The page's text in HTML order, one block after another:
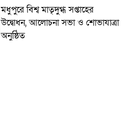
মধুপুরে বিশ্ব মাতৃদুগ্ধ সপ্তাহের
উদ্বোধন, আলোচনা সভা ও শোভাযাত্রা
অনুষ্ঠিত